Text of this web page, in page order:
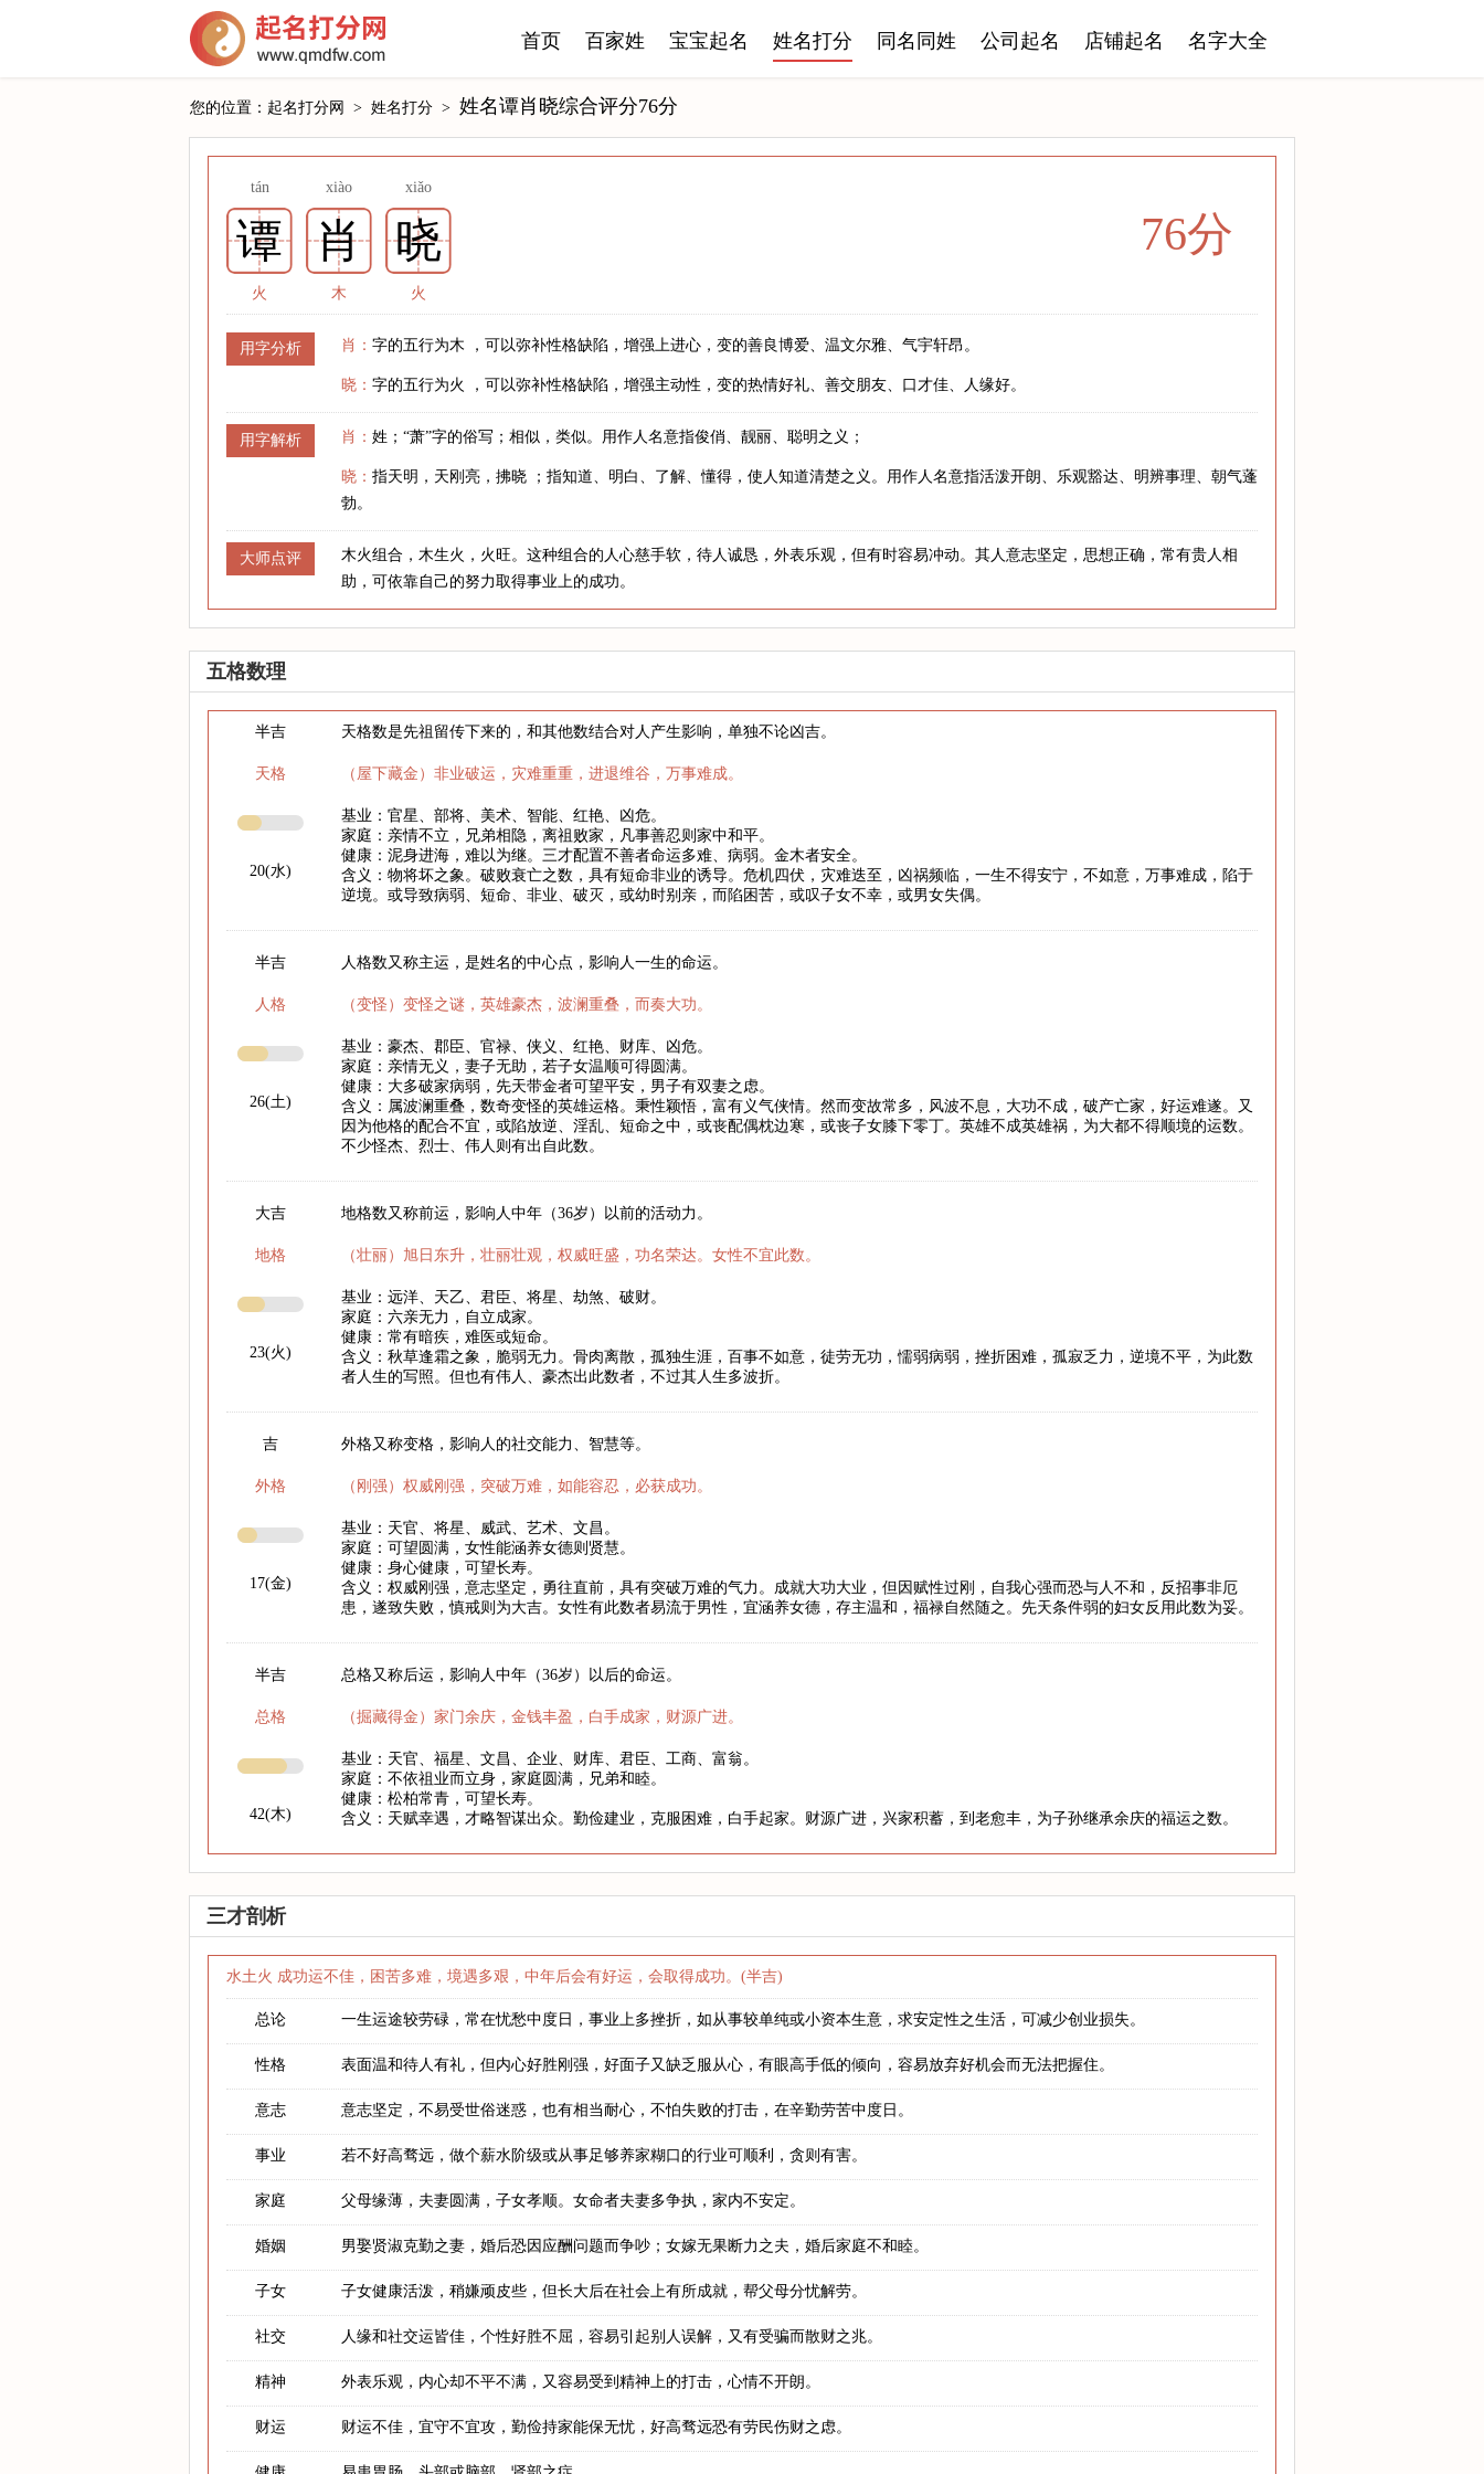
首页 百家姓 宝宝起名 姓名打分 同名同姓 公司起名 店铺起名 名字大全
您的位置： 起名打分网 > 姓名打分 > 姓名谭肖晓综合评分76分
tán xiào xiǎo
谭 肖 晓
火 木 火
76分
用字分析 肖： 字的五行为木 ，可以弥补性格缺陷，增强上进心，变的善良博爱、温文尔雅、气宇轩昂。
晓： 字的五行为火 ，可以弥补性格缺陷，增强主动性，变的热情好礼、善交朋友、口才佳、人缘好。
用字解析 肖： 姓；“萧”字的俗写；相似，类似。用作人名意指俊俏、靓丽、聪明之义；
晓： 指天明，天刚亮，拂晓 ；指知道、明白、了解、懂得，使人知道清楚之义。用作人名意指活泼开朗、乐观豁达、明辨事理、朝气蓬
勃。
大师点评
木火组合，木生火，火旺。这种组合的人心慈手软，待人诚恳，外表乐观，但有时容易冲动。其人意志坚定，思想正确，常有贵人相
助，可依靠自己的努力取得事业上的成功。
五格数理
半吉
天格
20(水)
天格数是先祖留传下来的，和其他数结合对人产生影响，单独不论凶吉。
（屋下藏金）非业破运，灾难重重，进退维谷，万事难成。
基业：官星、部将、美术、智能、红艳、凶危。
家庭：亲情不立，兄弟相隐，离祖败家，凡事善忍则家中和平。
健康：泥身进海，难以为继。三才配置不善者命运多难、病弱。金木者安全。
含义：物将坏之象。破败衰亡之数，具有短命非业的诱导。危机四伏，灾难迭至，凶祸频临，一生不得安宁，不如意，万事难成，陷于
逆境。或导致病弱、短命、非业、破灭，或幼时别亲，而陷困苦，或叹子女不幸，或男女失偶。
半吉
人格
26(土)
人格数又称主运，是姓名的中心点，影响人一生的命运。
（变怪）变怪之谜，英雄豪杰，波澜重叠，而奏大功。
基业：豪杰、郡臣、官禄、侠义、红艳、财库、凶危。
家庭：亲情无义，妻子无助，若子女温顺可得圆满。
健康：大多破家病弱，先天带金者可望平安，男子有双妻之虑。
含义：属波澜重叠，数奇变怪的英雄运格。秉性颖悟，富有义气侠情。然而变故常多，风波不息，大功不成，破产亡家，好运难遂。又
因为他格的配合不宜，或陷放逆、淫乱、短命之中，或丧配偶枕边寒，或丧子女膝下零丁。英雄不成英雄祸，为大都不得顺境的运数。
不少怪杰、烈士、伟人则有出自此数。
大吉
地格
23(火)
地格数又称前运，影响人中年（36岁）以前的活动力。
（壮丽）旭日东升，壮丽壮观，权威旺盛，功名荣达。女性不宜此数。
基业：远洋、天乙、君臣、将星、劫煞、破财。
家庭：六亲无力，自立成家。
健康：常有暗疾，难医或短命。
含义：秋草逢霜之象，脆弱无力。骨肉离散，孤独生涯，百事不如意，徒劳无功，懦弱病弱，挫折困难，孤寂乏力，逆境不平，为此数
者人生的写照。但也有伟人、豪杰出此数者，不过其人生多波折。
吉
外格
17(金)
外格又称变格，影响人的社交能力、智慧等。
（刚强）权威刚强，突破万难，如能容忍，必获成功。
基业：天官、将星、威武、艺术、文昌。
家庭：可望圆满，女性能涵养女德则贤慧。
健康：身心健康，可望长寿。
含义：权威刚强，意志坚定，勇往直前，具有突破万难的气力。成就大功大业，但因赋性过刚，自我心强而恐与人不和，反招事非厄
患，遂致失败，慎戒则为大吉。女性有此数者易流于男性，宜涵养女德，存主温和，福禄自然随之。先天条件弱的妇女反用此数为妥。
半吉
总格
42(木)
总格又称后运，影响人中年（36岁）以后的命运。
（掘藏得金）家门余庆，金钱丰盈，白手成家，财源广进。
基业：天官、福星、文昌、企业、财库、君臣、工商、富翁。
家庭：不依祖业而立身，家庭圆满，兄弟和睦。
健康：松柏常青，可望长寿。
含义：天赋幸遇，才略智谋出众。勤俭建业，克服困难，白手起家。财源广进，兴家积蓄，到老愈丰，为子孙继承余庆的福运之数。
三才剖析
水土火 成功运不佳，困苦多难，境遇多艰，中年后会有好运，会取得成功。(半吉)
总论 一生运途较劳碌，常在忧愁中度日，事业上多挫折，如从事较单纯或小资本生意，求安定性之生活，可减少创业损失。
性格 表面温和待人有礼，但内心好胜刚强，好面子又缺乏服从心，有眼高手低的倾向，容易放弃好机会而无法把握住。
意志 意志坚定，不易受世俗迷惑，也有相当耐心，不怕失败的打击，在辛勤劳苦中度日。
事业 若不好高骛远，做个薪水阶级或从事足够养家糊口的行业可顺利，贪则有害。
家庭 父母缘薄，夫妻圆满，子女孝顺。女命者夫妻多争执，家内不安定。
婚姻 男娶贤淑克勤之妻，婚后恐因应酬问题而争吵；女嫁无果断力之夫，婚后家庭不和睦。
子女 子女健康活泼，稍嫌顽皮些，但长大后在社会上有所成就，帮父母分忧解劳。
社交 人缘和社交运皆佳，个性好胜不屈，容易引起别人误解，又有受骗而散财之兆。
精神 外表乐观，内心却不平不满，又容易受到精神上的打击，心情不开朗。
财运 财运不佳，宜守不宜攻，勤俭持家能保无忧，好高骛远恐有劳民伤财之虑。